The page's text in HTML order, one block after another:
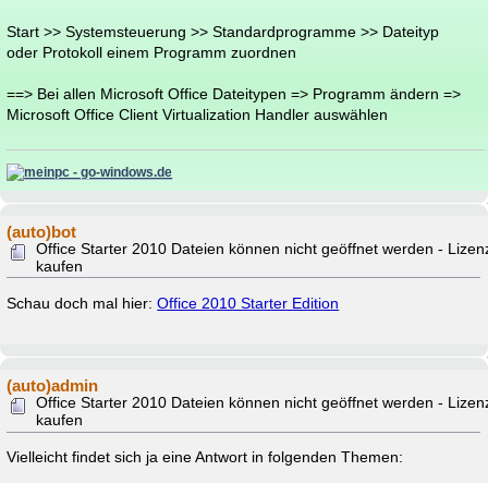
Start >> Systemsteuerung >> Standardprogramme >> Dateityp
oder Protokoll einem Programm zuordnen
==> Bei allen Microsoft Office Dateitypen => Programm ändern =>
Microsoft Office Client Virtualization Handler auswählen
(auto)bot
Office Starter 2010 Dateien können nicht geöffnet werden -
kaufen
Schau doch mal hier:Office 2010 Starter Edition
(auto)admin
Office Starter 2010 Dateien können nicht geöffnet werden -
kaufen
Vielleicht findet sich ja eine Antwort in folgenden Themen: